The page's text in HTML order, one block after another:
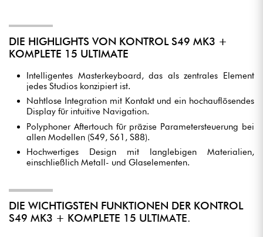
DIE HIGHLIGHTS VON KONTROL S49 MK3 +
KOMPLETE 15 ULTIMATE
Intelligentes Masterkeyboard, das als zentrales Element
jedes Studios konzipiert ist.
Nahtlose Integration mit Kontakt und ein hochauflösendes
Display für intuitive Navigation.
Polyphoner Aftertouch für präzise Parametersteuerung bei
allen Modellen (S49, S61, S88).
Hochwertiges Design mit langlebigen Materialien,
einschließlich Metall- und Glaselementen.
DIE WICHTIGSTEN FUNKTIONEN DER KONTROL
S49 MK3 + KOMPLETE 15 ULTIMATE.